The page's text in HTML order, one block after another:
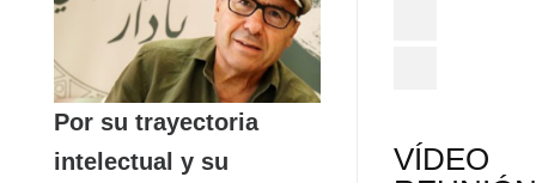
Por su trayectoria
intelectual y su
VÍDEO